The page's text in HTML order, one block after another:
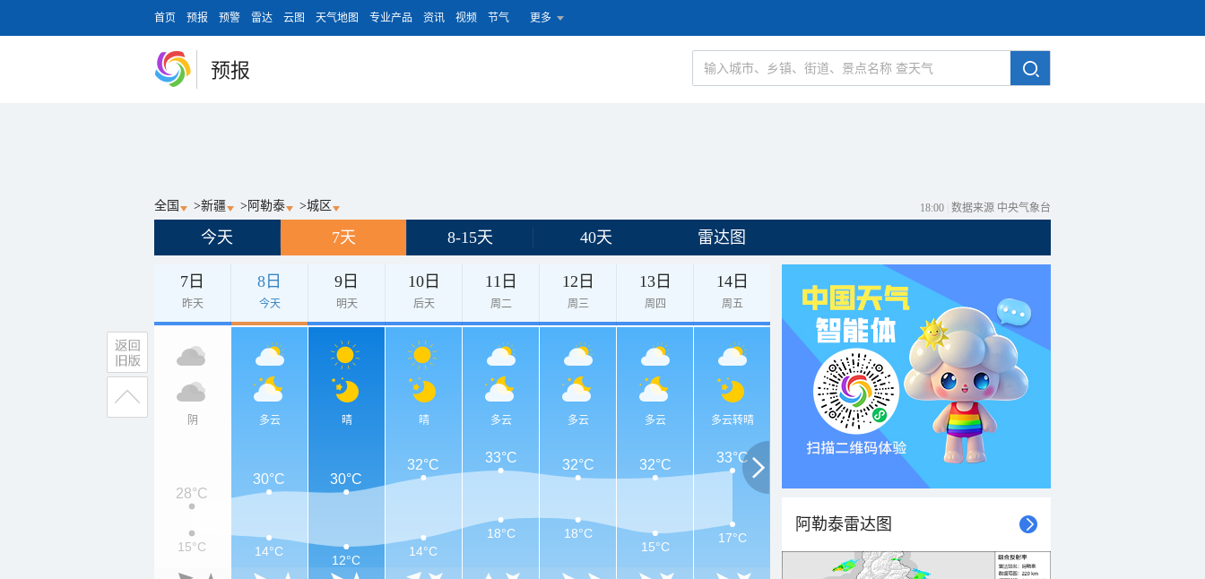
首页 预报 预警 雷达 云图 天气地图 专业产品 资讯 视频 节气 更多
预报
全国 >新疆 > 阿勒泰 >城区 18:00 数据来源 中央气象台
今天 7天 8-15天 40天 雷达图
7日
昨天
8日
今天
9日
明天
10日
后天
11日
周二
12日
周三
13日
周四
14日
周五
阴 多云 晴 晴 多云 多云 多云 多云转晴
28°C
30°C 30°C
32°C 33°C 32°C 32°C 33°C
15°C 14°C
12°C
14°C
18°C
18°C
15°C
17°C
阿勒泰雷达图